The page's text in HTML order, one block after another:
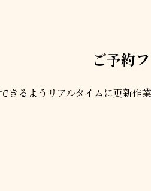
ご予約
きるようリアルタイムに更新作